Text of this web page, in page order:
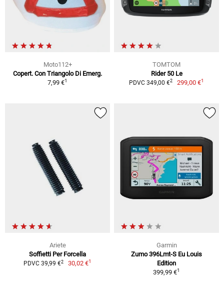
Moto112+
Copert. Con Triangolo Di Emerg.
7,99 €1
TOMTOM
Rider 50 Le
PDVC 349,00 €2 299,00 €1
Ariete
Soffietti Per Forcella
PDVC 39,99 €2 30,02 €1
Garmin
Zumo 396Lmt-S Eu Louis
Edition
399,99 €1